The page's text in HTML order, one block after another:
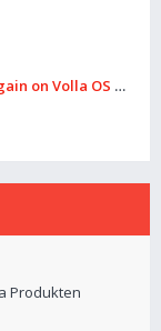
on Volla OS 16
Produkten